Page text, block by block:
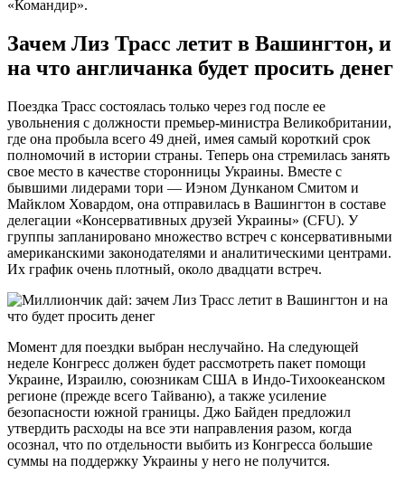
«Командир».
Зачем Лиз Трасс летит в Вашингтон, и
на что англичанка будет просить денег
Поездка Трасс состоялась только через год после ее
увольнения с должности премьер-министра Великобритании,
где она пробыла всего 49 дней, имея самый короткий срок
полномочий в истории страны. Теперь она стремилась занять
свое место в качестве сторонницы Украины. Вместе с
бывшими лидерами тори — Иэном Дунканом Смитом и
Майклом Ховардом, она отправилась в Вашингтон в составе
делегации «Консервативных друзей Украины» (CFU). У
группы запланировано множество встреч с консервативными
американскими законодателями и аналитическими центрами.
Их график очень плотный, около двадцати встреч.
Момент для поездки выбран неслучайно. На следующей
неделе Конгресс должен будет рассмотреть пакет помощи
Украине, Израилю, союзникам США в Индо-Тихоокеанском
регионе (прежде всего Тайваню), а также усиление
безопасности южной границы. Джо Байден предложил
утвердить расходы на все эти направления разом, когда
осознал, что по отдельности выбить из Конгресса большие
суммы на поддержку Украины у него не получится.